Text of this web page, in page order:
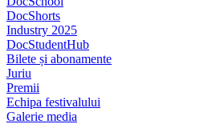
DocShorts
Industry 2025
DocStudentHub
Bilete și abonamente
Juriu
Premii
Echipa festivalului
Galerie media